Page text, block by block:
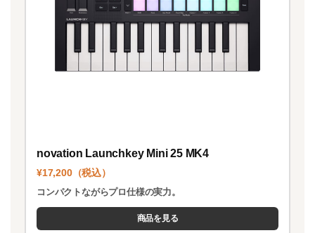
novation Launchkey Mini 25 MK4
¥17,200（税込）
コンパクトながらプロ仕様の実力。
商品を見る